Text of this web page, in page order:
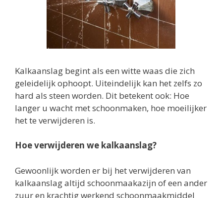
Kalkaanslag begint als een witte waas die zich
geleidelijk ophoopt. Uiteindelijk kan het zelfs zo
hard als steen worden. Dit betekent ook: Hoe
langer u wacht met schoonmaken, hoe moeilijker
het te verwijderen is.
Hoe verwijderen we kalkaanslag?
Gewoonlijk worden er bij het verwijderen van
kalkaanslag altijd schoonmaakazijn of een ander
zuur en krachtig werkend schoonmaakmiddel